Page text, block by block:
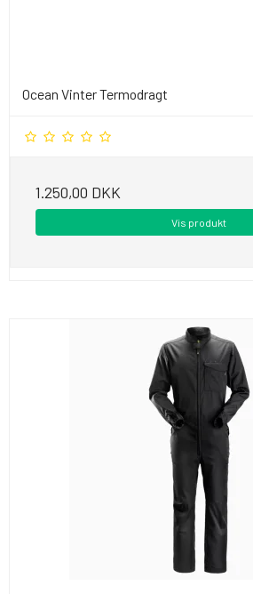
Ocean Vinter Termodragt
1.250,00 DKK
Vis produkt